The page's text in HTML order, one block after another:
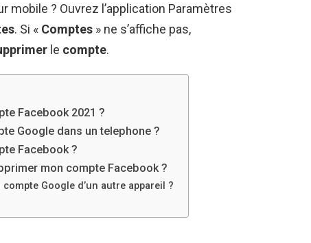
? Ouvrez l’application Paramètres
. Si « Comptes » ne s’affiche pas,
le compte.
Facebook 2021 ?
Google dans un telephone ?
Facebook ?
mon compte Facebook ?
Google d’un autre appareil ?